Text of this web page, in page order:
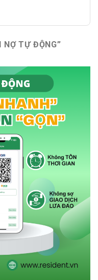
NỢ TỰ ĐỘNG”